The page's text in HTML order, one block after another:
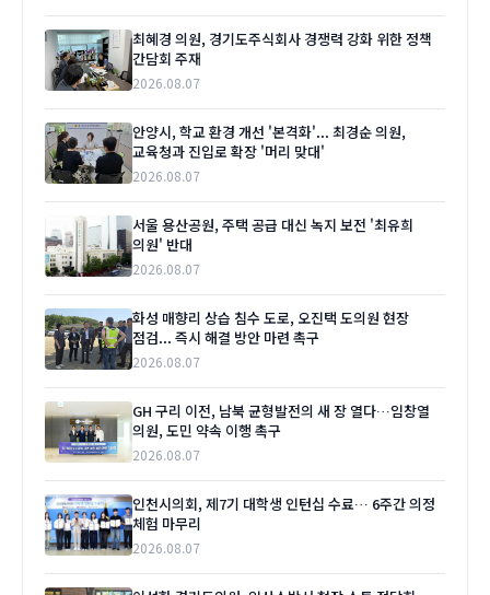
최혜경 의원, 경기도주식회사 경쟁력 강화 위한 정책
간담회 주재
2026.08.07
안양시, 학교 환경 개선 '본격화'... 최경순 의원,
교육청과 진입로 확장 '머리 맞대'
2026.08.07
서울 용산공원, 주택 공급 대신 녹지 보전 '최유희
의원' 반대
2026.08.07
화성 매향리 상습 침수 도로, 오진택 도의원 현장
점검... 즉시 해결 방안 마련 촉구
2026.08.07
GH 구리 이전, 남북 균형발전의 새 장 열다…임창열
의원, 도민 약속 이행 촉구
2026.08.07
인천시의회, 제7기 대학생 인턴십 수료… 6주간 의정
체험 마무리
2026.08.07